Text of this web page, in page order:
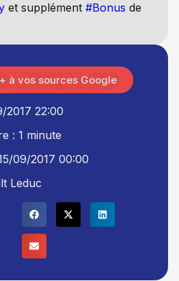
et supplément #Bonus de
2017 22:00
: 1 minute
09/2017 00:00
Leduc
à vos sources Google